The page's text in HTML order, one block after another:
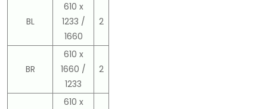
BL
610 x
1233 /
1660
2
BR
610 x
1660 /
1233
2
610 x